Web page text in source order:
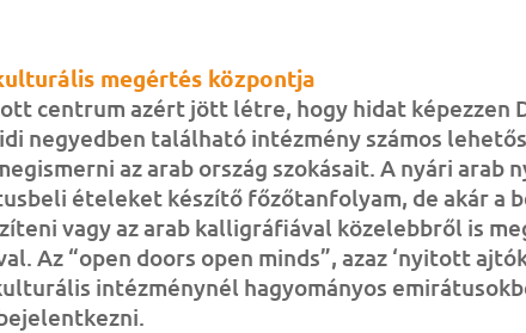
megértés központja
centrum azért jött létre, hogy hidat képezzen
negyedben található intézmény számos
az arab ország szokásait. A nyári
ételeket készítő főzőtanfolyam, de akár a
vagy az arab kalligráfiával közelebbről is
Az “open doors open minds”, azaz ‘nyitott
intézménynél hagyományos